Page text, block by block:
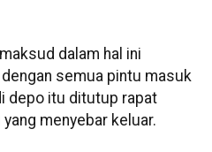
dalam hal ini
semua pintu masuk
depo itu ditutup rapat
menyebar keluar.